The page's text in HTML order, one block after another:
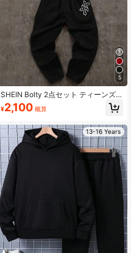
5
SHEIN Bolty 2点セット ティーンズ
ボーイズ ルーズフィット グラフィッ
クパーカー&スウェットパンツセッ
服一式、ブラックトップス、ブラッ
クパンツ、秋トップス、ボーイズト
ラックスーツ、ティーンボーイ服2点
セット、ティーンボーイ用トラック
スーツ、ブラックトップスパーカ
ー、ブラックパンツ、冬物衣料
¥2,100 概算
13-16 Years